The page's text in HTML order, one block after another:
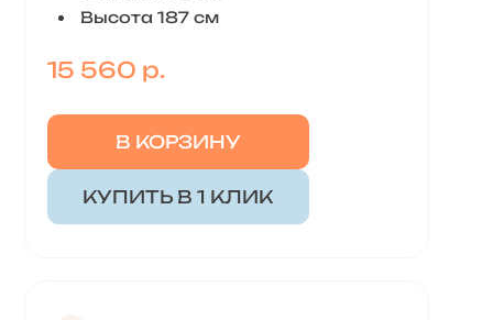
Высота 187 см
15 560 р.
В КОРЗИНУ
КУПИТЬ В 1 КЛИК